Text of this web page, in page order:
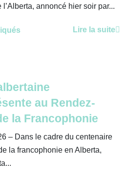
l’Alberta, annoncé hier soir par...
Lire la suite
au Rendez-
la Francophonie
– Dans le cadre du centenaire
la francophonie en Alberta,